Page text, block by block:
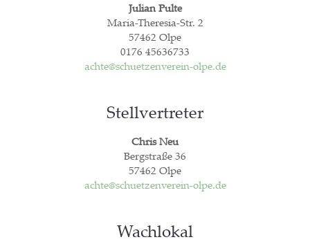
Juli­an Pul­te
Maria-The­re­sia-Str. 2
57462 Olpe
0176 45636733
achte@schuetzenverein-olpe.de
Stell­ver­tre­ter
Chris Neu
Berg­stra­ße 36
57462 Olpe
achte@schuetzenverein-olpe.de
Wach­lo­kal